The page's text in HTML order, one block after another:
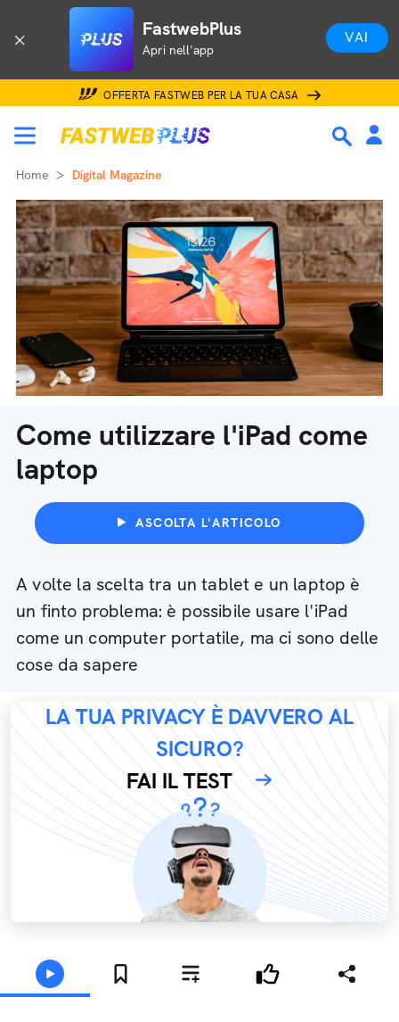
FastwebPlus
Apri nell'app
VAI
OFFERTA FASTWEB PER LA TUA CASA
Home Digital Magazine
Come utilizzare l'iPad come
laptop
ASCOLTA L'ARTICOLO
A volte la scelta tra un tablet e un laptop è
un finto problema: è possibile usare l'iPad
come un computer portatile, ma ci sono delle
cose da sapere
LA TUA PRIVACY È DAVVERO AL
SICURO?
FAI IL TEST